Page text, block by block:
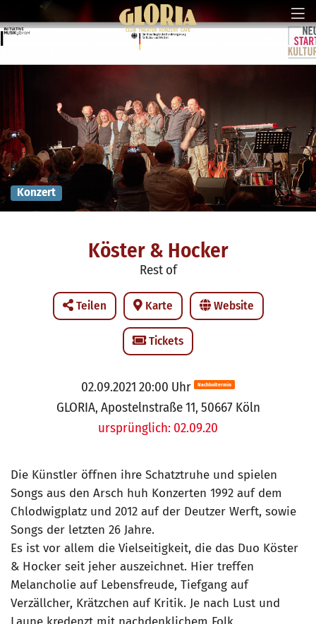
Konzert
Köster & Hocker
Rest of
Teilen Karte Website
Tickets
02.09.2021 20:00 Uhr Nachholtermin
GLORIA, Apostelnstraße 11, 50667 Köln
ursprünglich: 02.09.20
Die Künstler öffnen ihre Schatztruhe und spielen
Songs aus den Arsch huh Konzerten 1992 auf dem
Chlodwigplatz und 2012 auf der Deutzer Werft, sowie
Songs der letzten 26 Jahre.
Es ist vor allem die Vielseitigkeit, die das Duo Köster
& Hocker seit jeher auszeichnet. Hier treffen
Melancholie auf Lebensfreude, Tiefgang auf
Verzällcher, Krätzchen auf Kritik. Je nach Lust und